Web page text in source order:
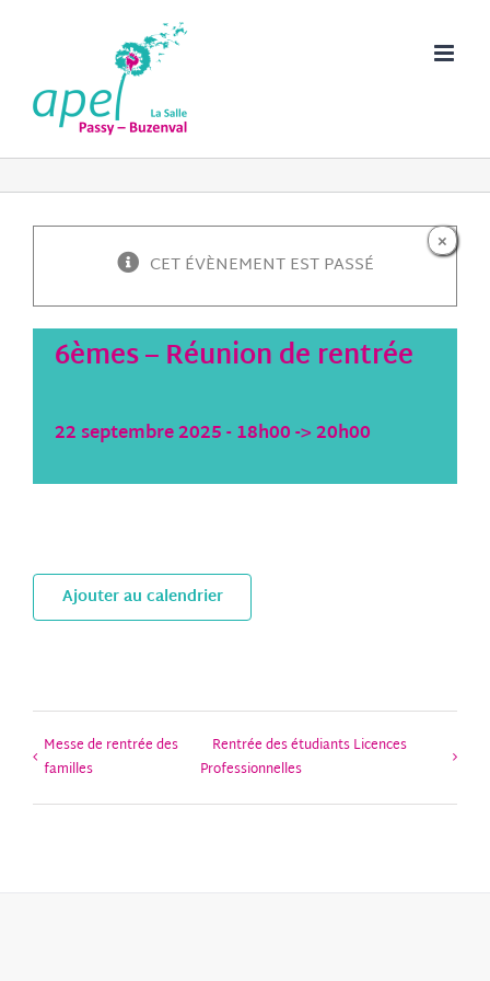
×
CET ÉVÈNEMENT EST PASSÉ
6èmes – Réunion de rentrée
22 septembre 2025 - 18h00->20h00
Ajouter au calendrier
Messe de rentrée des
familles
Rentrée des étudiants Licences
Professionnelles